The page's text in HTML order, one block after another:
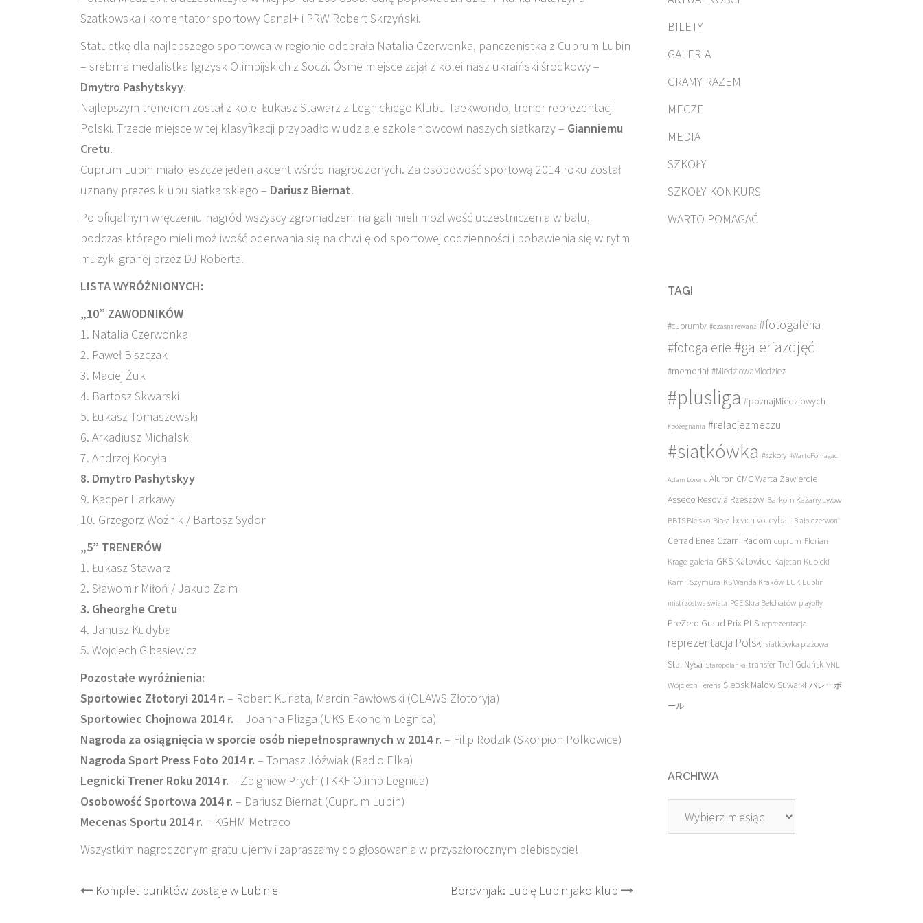
Szatkowska i komentator sportowy Canal+ i PRW Robert Skrzyński.
Statuetkę dla najlepszego sportowca w regionie odebrała Natalia Czerwonka, panczenistka z Cuprum Lubin
– srebrna medalistka Igrzysk Olimpijskich z Soczi. Ósme miejsce zajął z kolei nasz ukraiński środkowy –
Dmytro Pashytskyy.
Najlepszym trenerem został z kolei Łukasz Stawarz z Legnickiego Klubu Taekwondo, trener reprezentacji
Polski. Trzecie miejsce w tej klasyfikacji przypadło w udziale szkoleniowcowi naszych siatkarzy – Gianniemu
Cretu.
Cuprum Lubin miało jeszcze jeden akcent wśród nagrodzonych. Za osobowość sportową 2014 roku został
uznany prezes klubu siatkarskiego – Dariusz Biernat.
Po oficjalnym wręczeniu nagród wszyscy zgromadzeni na gali mieli możliwość uczestniczenia w balu,
podczas którego mieli możliwość oderwania się na chwilę od sportowej codzienności i pobawienia się w rytm
muzyki granej przez DJ Roberta.
LISTA WYRÓŻNIONYCH:
„10” ZAWODNIKÓW
1. Natalia Czerwonka
2. Paweł Biszczak
3. Maciej Żuk
4. Bartosz Skwarski
5. Łukasz Tomaszewski
6. Arkadiusz Michalski
7. Andrzej Kocyła
8. Dmytro Pashytskyy
9. Kacper Harkawy
10. Grzegorz Woźnik / Bartosz Sydor
„5” TRENERÓW
1. Łukasz Stawarz
2. Sławomir Miłoń / Jakub Zaim
3. Gheorghe Cretu
4. Janusz Kudyba
5. Wojciech Gibasiewicz
Pozostałe wyróżnienia:
Sportowiec Złotoryi 2014 r. – Robert Kuriata, Marcin Pawłowski (OLAWS Złotoryja)
Sportowiec Chojnowa 2014 r. – Joanna Plizga (UKS Ekonom Legnica)
Nagroda za osiągnięcia w sporcie osób niepełnosprawnych w 2014 r. – Filip Rodzik (Skorpion Polkowice)
Nagroda Sport Press Foto 2014 r. – Tomasz Jóźwiak (Radio Elka)
Legnicki Trener Roku 2014 r. – Zbigniew Prych (TKKF Olimp Legnica)
Osobowość Sportowa 2014 r. – Dariusz Biernat (Cuprum Lubin)
Mecenas Sportu 2014 r. – KGHM Metraco
Wszystkim nagrodzonym gratulujemy i zapraszamy do głosowania w przyszłorocznym plebiscycie!
Post
Komplet punktów zostaje w Lubinie Borovnjak: Lubię Lubin jako klub
BILETY
GALERIA
GRAMY RAZEM
MECZE
MEDIA
SZKOŁY
SZKOŁY KONKURS
WARTO POMAGAĆ
TAGI
#cuprumtv #czasnarewanż #fotogaleria
#fotogalerie #galeriazdjęć
#memoriał #MiedziowaMlodziez
#plusliga #poznajMiedziowych
#pożegnania #relacjezmeczu
#siatkówka #szkoły #WartoPomagac
Adam Lorenc Aluron CMC Warta Zawiercie
Asseco Resovia Rzeszów Barkom Każany Lwów
BBTS Bielsko-Biała beach volleyball Biało-czerwoni
Cerrad Enea Czarni Radom cuprum Florian
Krage galeria GKS Katowice Kajetan Kubicki
Kamil Szymura KS Wanda Kraków LUK Lublin
mistrzostwa świata PGE Skra Bełchatów playoffy
PreZero Grand Prix PLS reprezentacja
reprezentacja Polski siatkówka plażowa
Stal Nysa Staropolanka transfer Trefl Gdańsk VNL
Wojciech Ferens Ślepsk Malow Suwałki バレーボ
ール
ARCHIWA
Archiwa